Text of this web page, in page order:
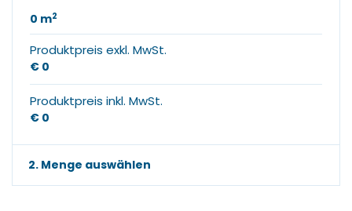
0 m2
Produktpreis exkl. MwSt.
€ 0
Produktpreis inkl. MwSt.
€ 0
2. Menge auswählen